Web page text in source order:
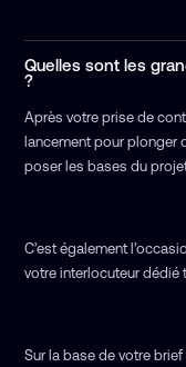
Quelles sont les
?
Après votre prise de
lancement pour plonger
poser les bases du
C’est également
votre interlocuteur dédié
Sur la base de votre